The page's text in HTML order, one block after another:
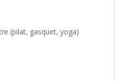
(pilat, gasquet, yoga)